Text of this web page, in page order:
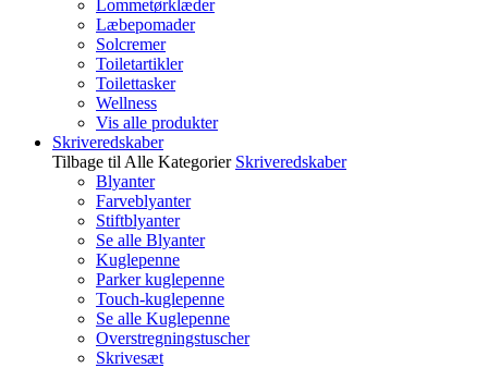
Lommetørklæder
Læbepomader
Solcremer
Toiletartikler
Toilettasker
Wellness
Vis alle produkter
Skriveredskaber
Tilbage til Alle Kategorier Skriveredskaber
Blyanter
Farveblyanter
Stiftblyanter
Se alle Blyanter
Kuglepenne
Parker kuglepenne
Touch-kuglepenne
Se alle Kuglepenne
Overstregningstuscher
Skrivesæt